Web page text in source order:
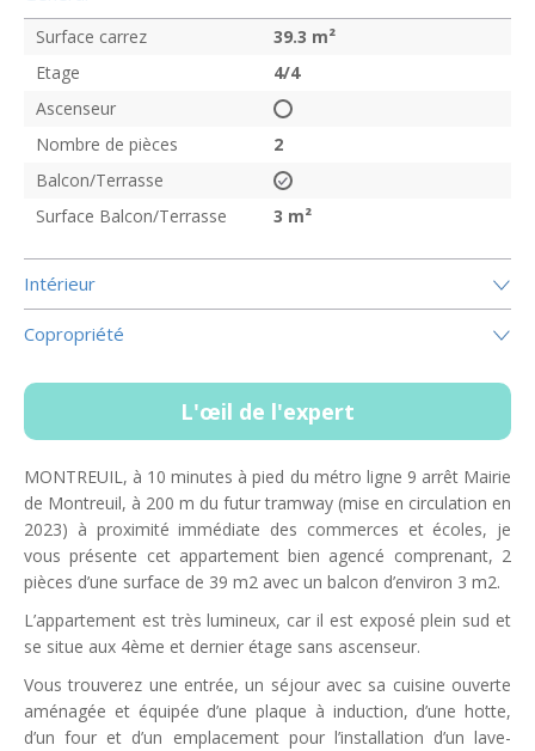
Surface carrez 39.3 m²
Etage
4/4
Ascenseur
Nombre de pièces
2
Balcon/Terrasse
Surface Balcon/Terrasse
3 m²
Intérieur
Copropriété
L'œil de l'expert
MONTREUIL, à 10 minutes à pied du métro ligne 9 arrêt Mairie
de Montreuil, à 200 m du futur tramway (mise en circulation en
2023) à proximité immédiate des commerces et écoles, je
vous présente cet appartement bien agencé comprenant, 2
pièces d’une surface de 39 m2 avec un balcon d’environ 3 m2.
L’appartement est très lumineux, car il est exposé plein sud et
se situe aux 4ème et dernier étage sans ascenseur.
Vous trouverez une entrée, un séjour avec sa cuisine ouverte
aménagée et équipée d’une plaque à induction, d’une hotte,
d’un four et d’un emplacement pour l’installation d’un lave-